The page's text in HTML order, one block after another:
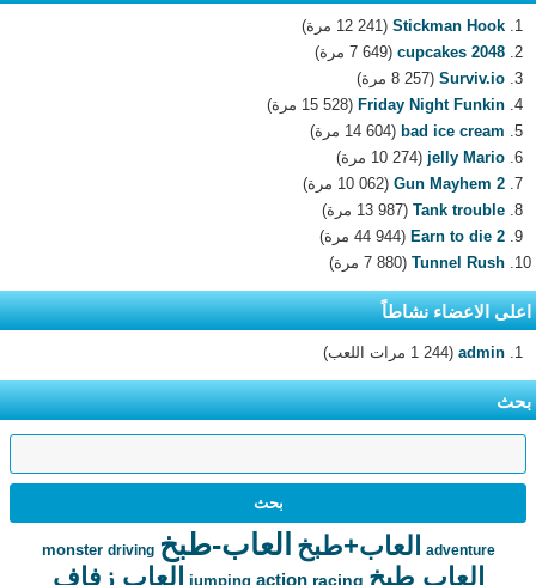
Stickman Hook (12 241 مرة)
2048 cupcakes
(7 649 مرة)
Surviv.io (8 257 مرة)
Friday Night Funkin (15 528 مرة)
bad ice cream (14 604 مرة)
jelly Mario (10 274 مرة)
Gun Mayhem 2 (10 062 مرة)
Tank trouble (13 987 مرة)
Earn to die 2 (44 944 مرة)
Tunnel Rush (7 880 مرة)
اعلى الاعضاء نشاطاً
admin (1 244 مرات اللعب)
بحث
adventure العاب+طبخ العاب-طبخ monster driving
العاب طبخ jumping action racing العاب زفاف